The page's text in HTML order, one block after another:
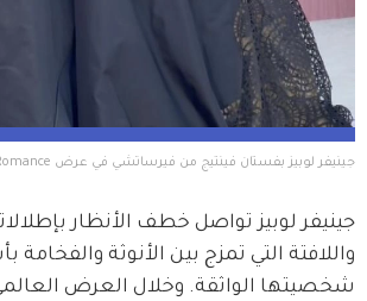
جينيفر لوبيز بفستان فينتيج من فيرساتشي في عرض Office Romance
جينيفر لوبيز تواصل خطف الأنظار
واللافتة التي تمزج بين الأنوثة
شخصيتها الواثقة. وخلال العرض